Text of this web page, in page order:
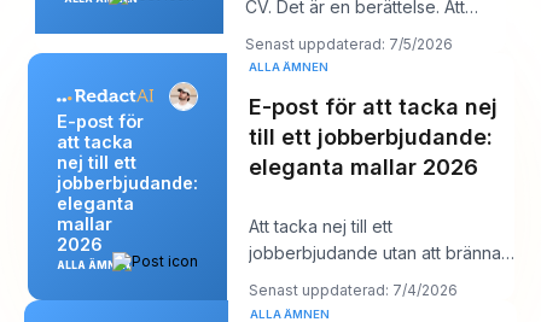
CV. Det är en berättelse. Att
stirra på en tom profil kan
kännas u
Senast uppdaterad: 7/5/2026
E-post för
att tacka
nej till ett
jobberbjudande:
eleganta
mallar
2026
ALLA ÄMNEN
ALLA ÄMNEN
E-post för att tacka nej
till ett jobberbjudande:
eleganta mallar 2026
Att tacka nej till ett
jobberbjudande utan att bränna
broar är en av de där
professionella uppgifter
Senast uppdaterad: 7/4/2026
ALLA ÄMNEN